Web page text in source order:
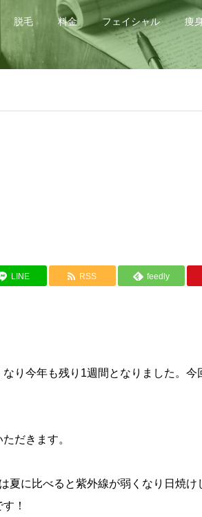
脱毛 料金 フェイシャル 痩
LINE RSS feedly
り今年も残り1週間となりました。今
だきます。
夏に比べると紫外線が弱くなり日焼け
！